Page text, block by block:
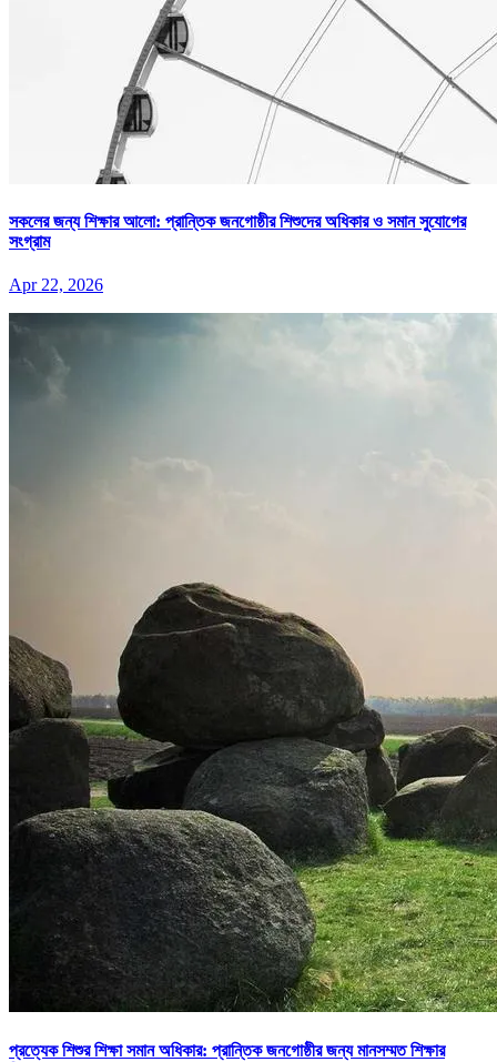
সকলের জন্য শিক্ষার আলো: প্রান্তিক জনগোষ্ঠীর শিশুদের অধিকার ও সমান সুযোগের
সংগ্রাম
Apr 22, 2026
প্রত্যেক শিশুর শিক্ষা সমান অধিকার: প্রান্তিক জনগোষ্ঠীর জন্য মানসম্মত শিক্ষার